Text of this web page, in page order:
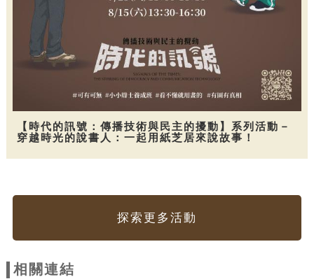
【時代的訊號：傳播技術與民主的擾動】系列活動－
穿越時光的說書人：一起用紙芝居來說故事！
探索更多活動
相關連結